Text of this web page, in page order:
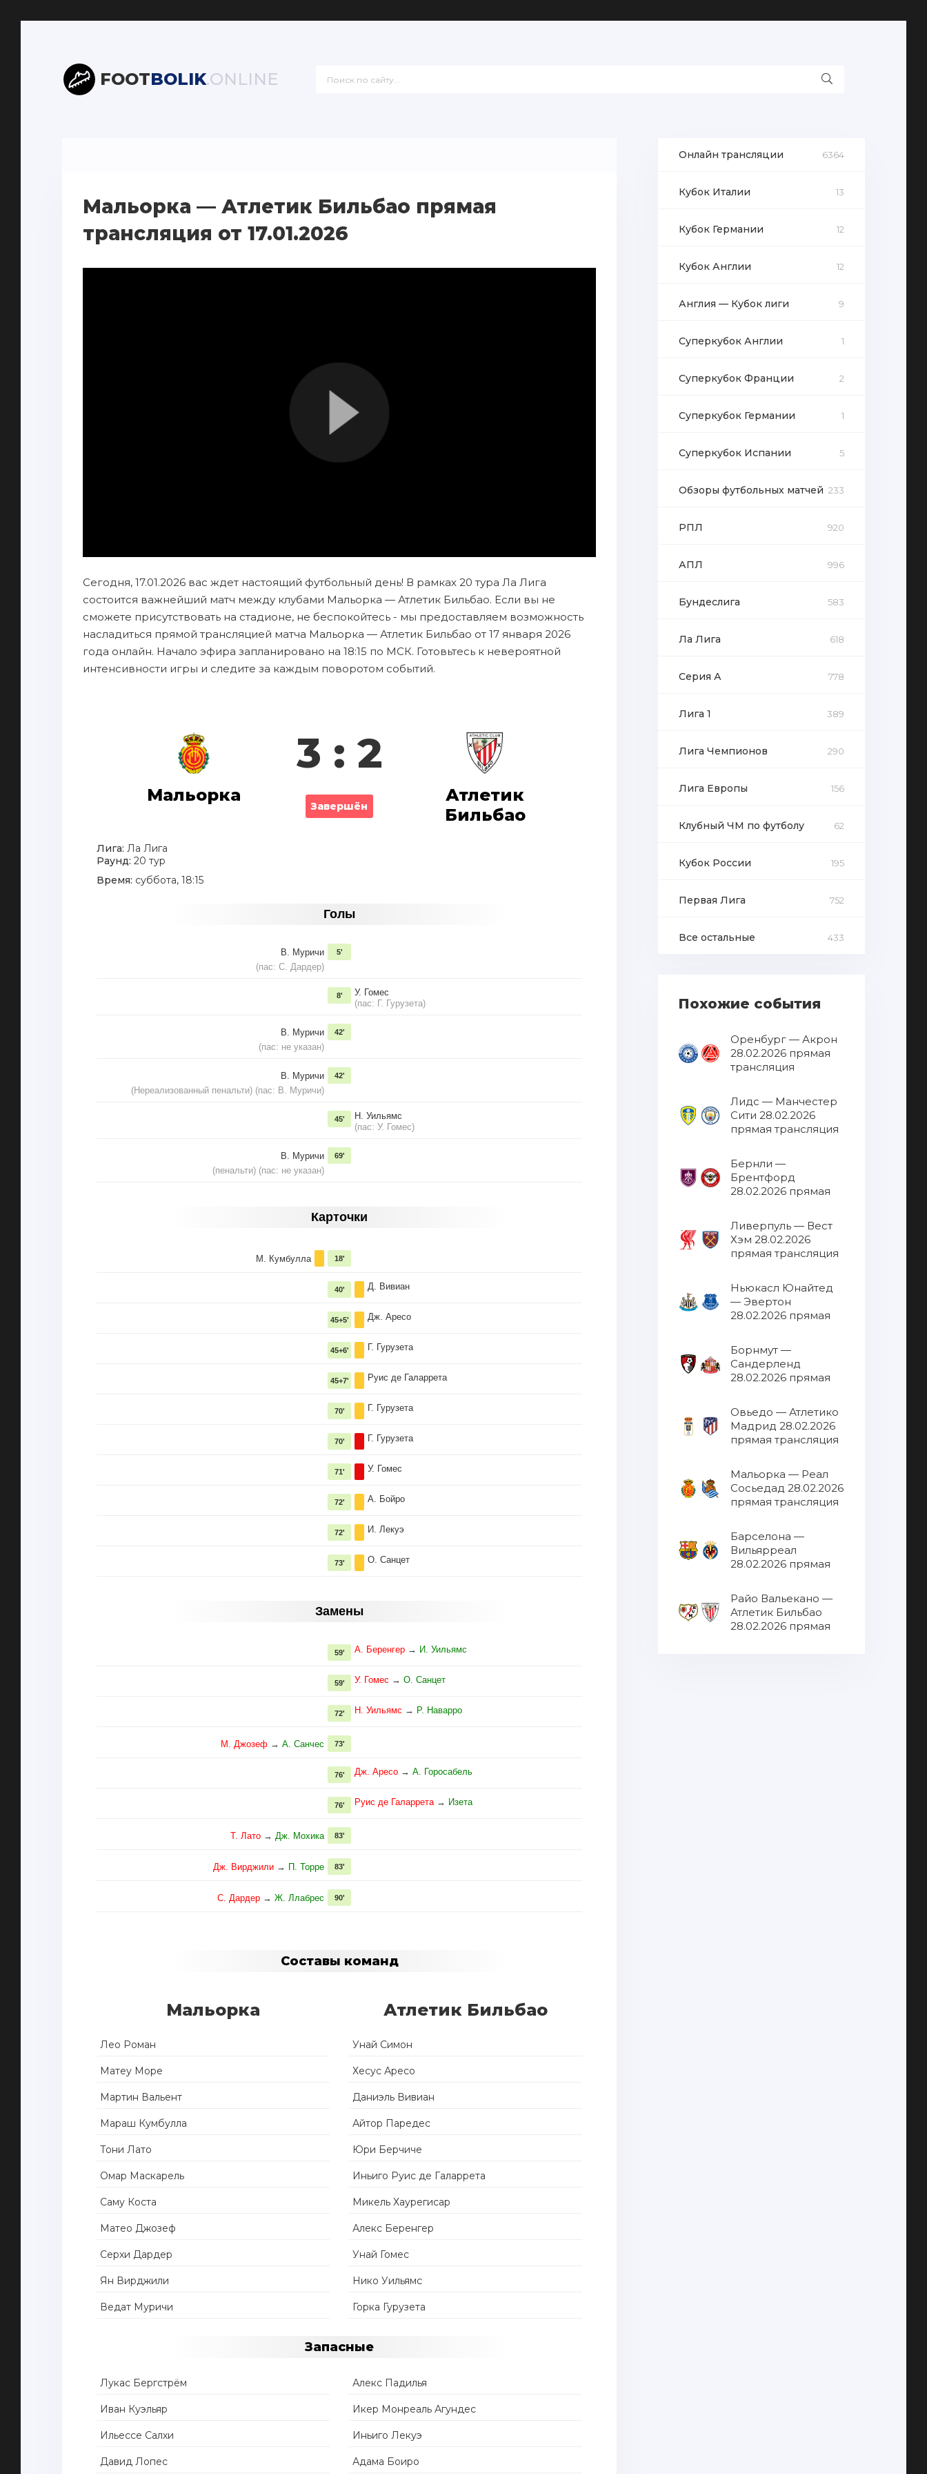
FOOTBOLIK.ONLINE
Мальорка — Атлетик Бильбао прямая
трансляция от 17.01.2026
Сегодня, 17.01.2026 вас ждет настоящий футбольный день! В рамках 20 тура Ла Лига
состоится важнейший матч между клубами Мальорка — Атлетик Бильбао. Если вы не
сможете присутствовать на стадионе, не беспокойтесь - мы предоставляем возможность
насладиться прямой трансляцией матча Мальорка — Атлетик Бильбао от 17 января 2026
года онлайн. Начало эфира запланировано на 18:15 по МСК. Готовьтесь к невероятной
интенсивности игры и следите за каждым поворотом событий.
Мальорка
3 : 2
Завершён
Атлетик
Бильбао
Лига: Ла Лига
Раунд: 20 тур
Время: суббота, 18:15
Голы
В. Муричи
(пас: С. Дардер)
5'
У. Гомес
(пас: Г. Гурузета)
8'
В. Муричи
(пас: не указан)
42'
В. Муричи
(Нереализованный пенальти) (пас: В. Муричи)
42'
Н. Уильямс
(пас: У. Гомес)
45'
В. Муричи
(пенальти) (пас: не указан)
69'
Карточки
М. Кумбулла 18'
Д. Вивиан
40'
Дж. Аресо
45+5'
Г. Гурузета
45+6'
Руис де Галаррета
45+7'
Г. Гурузета
70'
Г. Гурузета
70'
У. Гомес
71'
А. Бойро
72'
И. Лекуэ
72'
О. Санцет
73'
Замены
А. Беренгер → И. Уильямс
59'
У. Гомес → О. Санцет
59'
Н. Уильямс → Р. Наварро
72'
М. Джозеф → А. Санчес 73'
Дж. Аресо → А. Горосабель
76'
Руис де Галаррета → Изета
76'
Т. Лато → Дж. Мохика 83'
Дж. Вирджили → П. Торре 83'
С. Дардер → Ж. Ллабрес 90'
Составы команд
Мальорка
Лео Роман
Матеу Море
Мартин Вальент
Мараш Кумбулла
Тони Лато
Омар Маскарель
Саму Коста
Матео Джозеф
Серхи Дардер
Ян Вирджили
Ведат Муричи
Атлетик Бильбао
Унай Симон
Хесус Аресо
Даниэль Вивиан
Айтор Паредес
Юри Берчиче
Иньиго Руис де Галаррета
Микель Хаурегисар
Алекс Беренгер
Унай Гомес
Нико Уильямс
Горка Гурузета
Запасные
Лукас Бергстрём
Иван Куэльяр
Ильессе Салхи
Давид Лопес
Алекс Падилья
Икер Монреаль Агундес
Иньиго Лекуэ
Адама Боиро
Онлайн трансляции 6364
Кубок Италии 13
Кубок Германии 12
Кубок Англии 12
Англия — Кубок лиги 9
Суперкубок Англии 1
Суперкубок Франции 2
Суперкубок Германии 1
Суперкубок Испании 5
Обзоры футбольных матчей 233
РПЛ 920
АПЛ 996
Бундеслига 583
Ла Лига 618
Серия А 778
Лига 1 389
Лига Чемпионов 290
Лига Европы 156
Клубный ЧМ по футболу 62
Кубок России 195
Первая Лига 752
Все остальные 433
Похожие события
Оренбург — Акрон
28.02.2026 прямая
трансляция
Лидс — Манчестер
Сити 28.02.2026
прямая трансляция
Бернли —
Брентфорд
28.02.2026 прямая
Ливерпуль — Вест
Хэм 28.02.2026
прямая трансляция
Ньюкасл Юнайтед
— Эвертон
28.02.2026 прямая
Борнмут —
Сандерленд
28.02.2026 прямая
Овьедо — Атлетико
Мадрид 28.02.2026
прямая трансляция
Мальорка — Реал
Сосьедад 28.02.2026
прямая трансляция
Барселона —
Вильярреал
28.02.2026 прямая
Райо Вальекано —
Атлетик Бильбао
28.02.2026 прямая